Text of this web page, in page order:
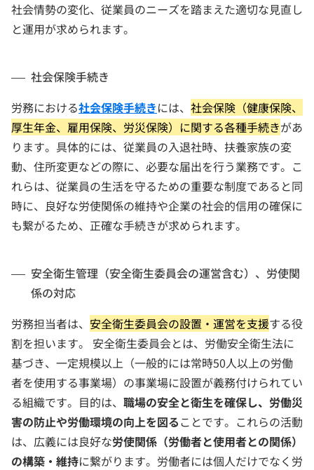
社会情勢の変化、従業員のニーズを踏まえた適切な見直し
と運用が求められます。
社会保険手続き
労務における社会保険手続きには、 社会保険（健康保険、
厚生年金、雇用保険、労災保険）に関する各種手続きがあ
ります。具体的には、従業員の入退社時、扶養家族の変
動、住所変更などの際に、必要な届出を行う業務です。こ
れらは、従業員の生活を守るための重要な制度であると同
時に、良好な労使関係の維持や企業の社会的信用の確保に
も繋がるため、正確な手続きが求められます。
安全衛生管理（安全衛生委員会の運営含む）、労使関
係の対応
労務担当者は、 安全衛生委員会の設置・運営を支援する役
割を担います。 安全衛生委員会とは、労働安全衛生法に
基づき、一定規模以上（一般的には常時50人以上の労働
者を使用する事業場）の事業場に設置が義務付けられてい
る組織です。目的は、 職場の安全と衛生を確保し、労働災
害の防止や労働環境の向上を図ることです。これらの活動
は、広義には良好な労使関係（労働者と使用者との関係）
の構築・維持に繋がります。労働者には個人だけでなく労